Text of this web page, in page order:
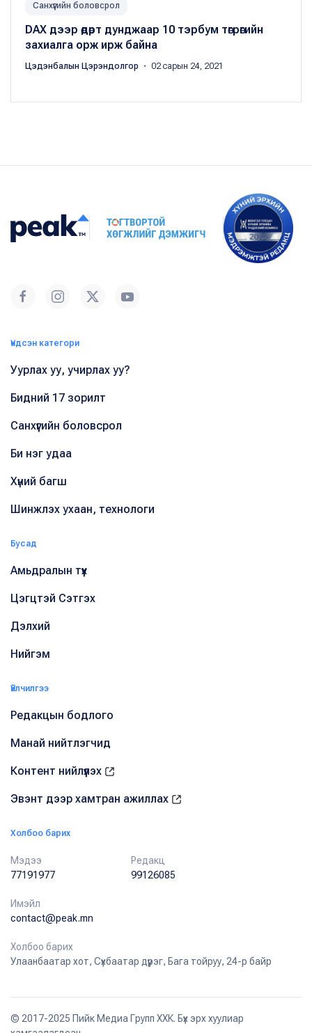
Санхүүгийн боловсрол
DAX дээр өдөрт дунджаар 10 тэрбум төгрөгийн
захиалга орж ирж байна
Цэдэнбалын Цэрэндолгор ・ 02 сарын 24, 2021
Үндсэн категори
Уурлах уу, учирлах уу?
Бидний 17 зорилт
Санхүүгийн боловсрол
Би нэг удаа
Хүний багш
Шинжлэх ухаан, технологи
Бусад
Амьдралын түүх
Цэгцтэй Сэтгэх
Дэлхий
Нийгэм
Үйлчилгээ
Редакцын бодлого
Манай нийтлэгчид
Контент нийлүүлэх
Эвэнт дээр хамтран ажиллах
Холбоо барих
Мэдээ
77191977
Редакц
99126085
Имэйл
contact@peak.mn
Холбоо барих
Улаанбаатар хот, Сүхбаатар дүүрэг, Бага тойруу, 24-р байр
© 2017-2025 Пийк Медиа Групп ХХК. Бүх эрх хуулиар